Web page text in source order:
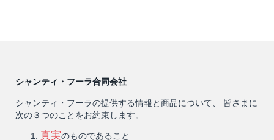
シャンティ・フーラ合同会社
シャンティ・フーラの提供する情報と商品について、 皆さまに
次の３つのことをお約束します。
真実のものであること